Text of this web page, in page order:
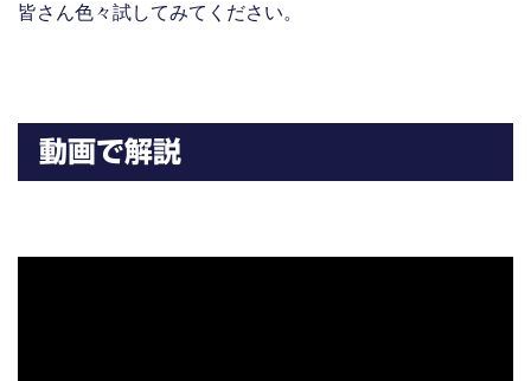
皆さん色々試してみてください。
動画で解説